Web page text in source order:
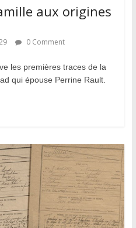
aux origines
0 Comment
les premières traces de la
qui épouse Perrine Rault.